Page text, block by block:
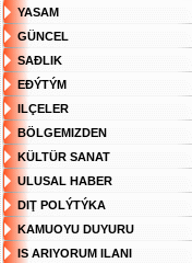
YASAM
GÜNCEL
SAĐLIK
EĐÝTÝM
ILÇELER
BÖLGEMIZDEN
KÜLTÜR SANAT
ULUSAL HABER
DIŢ POLÝTÝKA
KAMUOYU DUYURU
IS ARIYORUM ILANI